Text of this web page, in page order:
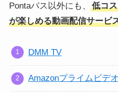
Pontaパス以外にも、
低コ
が楽しめる動画配信サービ
DMM TV
Amazonプライムビデオ